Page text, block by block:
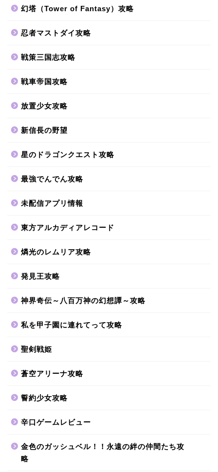
幻塔（Tower of Fantasy）攻略
忍者マストダイ攻略
戦策三国志攻略
戦車帝国攻略
放置少女攻略
新信長の野望
星のドラゴンクエスト攻略
最強でんでん攻略
未配信アプリ情報
東方アルカディアレコード
燐光のレムリア攻略
発見王攻略
神界奇伝～八百万神の幻想譚～攻略
私を甲子園に連れてって攻略
聖剣戦姫
蒼空アリーナ攻略
誓約少女攻略
辛口ゲームレビュー
金色のガッシュベル！！永遠の絆の仲間たち攻
略